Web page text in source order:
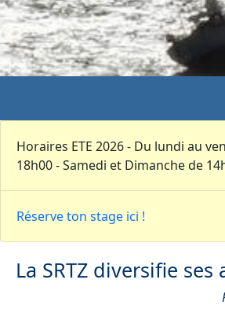
Horaires ETE 2026 - Du lundi au
18h00 - Samedi et Dimanche de
Réserve ton stage ici !
La SRTZ diversifie ses